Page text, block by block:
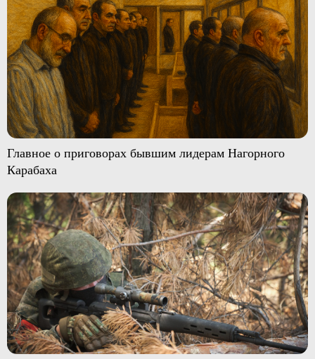
Главное о приговорах бывшим лидерам Нагорного
Карабаха